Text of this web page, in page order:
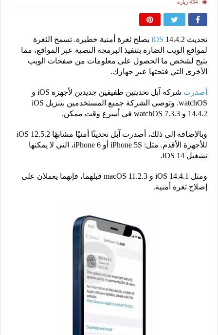
434 زيارة
تحديث iOS14.4.2 يصلح ثغرة أمنية خطيرة. تسمح الثغرة
لمواقع الويب الضارة بتنفيذ البرمجة النصية عبر المواقع، مما
يتيح لشخص ما الحصول على معلومات من صفحات الويب
الأخرى التي فتحتها عبر جهازك.
أصدرت
شركة آبل تحديثين طفيفين جديدين لأجهزة iOS و
watchOS. وتوصي الشركة جميع المستخدمين بتنزيل iOS
14.4.2 و watchOS 7.3.3 في أسرع وقت ممكن.
وبالإضافة إلى ذلك، أصدرت آبل تحديثًا أمنيًا مشابهًا iOS 12.5.2
للأجهزة الأقدم. مثل: iPhone 5S أو iPhone 6، التي لا يمكنها
تشغيل iOS 14.
ومثل iOS 14.4.1 و macOS 11.2.3 قبلهما، فإنهما يعملان على
إصلاح ثغرة أمنية.